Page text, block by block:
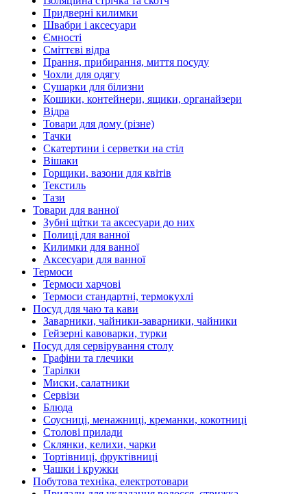
Придверні килимки
Швабри і аксесуари
Ємності
Сміттєві відра
Прання, прибирання, миття посуду
Чохли для одягу
Сушарки для білизни
Кошики, контейнери, ящики, органайзери
Відра
Товари для дому (різне)
Тачки
Скатертини і серветки на стіл
Вішаки
Горщики, вазони для квітів
Текстиль
Тази
Товари для ванної
Зубні щітки та аксесуари до них
Полиці для ванної
Килимки для ванної
Аксесуари для ванної
Термоси
Термоси харчові
Термоси стандартні, термокухлі
Посуд для чаю та кави
Заварники, чайники-заварники, чайники
Гейзерні кавоварки, турки
Посуд для сервірування столу
Графіни та глечики
Тарілки
Миски, салатники
Сервізи
Блюда
Соусниці, менажниці, креманки, кокотниці
Столові прилади
Склянки, келихи, чарки
Тортівниці, фруктівниці
Чашки і кружки
Побутова техніка, електротовари